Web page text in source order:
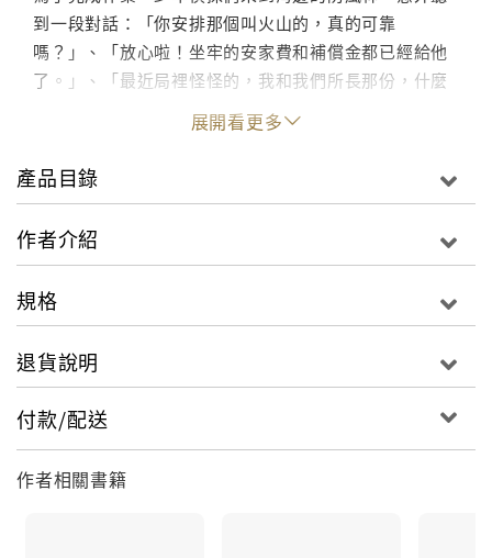
到一段對話：「你安排那個叫火山的，真的可靠
嗎？」、「放心啦！坐牢的安家費和補償金都已經給他
了。」、「最近局裡怪怪的，我和我們所長那份，什麼
時候可以拿到？」……安家費？補償金？局裡？所長？
莫非這是一場黑白道勾結走私的大陰謀？少年偵探們的
身分會不會曝光，身陷險境？一起來看看吧！
展開看更多
產品目錄
作者介紹
規格
退貨說明
付款/配送
作者相關書籍